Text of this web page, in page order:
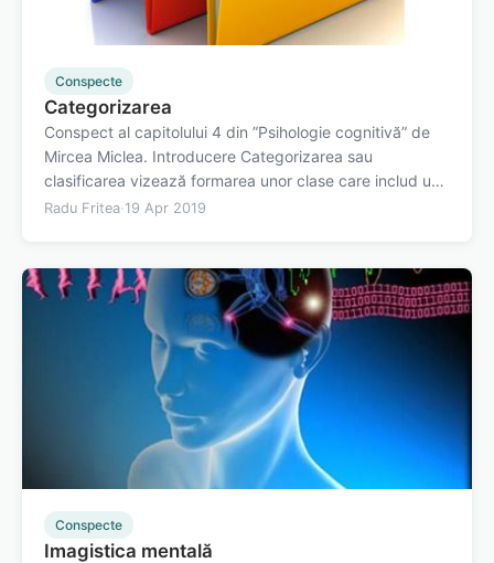
Conspecte
Categorizarea
Conspect al capitolului 4 din ”Psihologie cognitivă” de
Mircea Miclea. Introducere Categorizarea sau
clasificarea vizează formarea unor clase care includ un
grup de obiecte/stimuli.&nbsp;Pe baza acestor
Radu Fritea· 19 Apr 2019
Conspecte
Imagistica mentală